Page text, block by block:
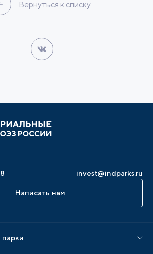
Вернуться к списку
invest@indparks.ru
Написать нам